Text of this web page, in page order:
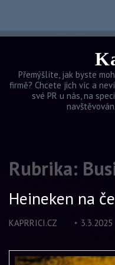
Přemýšlíte, jak byste
firmě? Chcete jich víc a
své PR u nás, na
Rubrika:
Heineken na
KAPRRICI.CZ 3.3.2025